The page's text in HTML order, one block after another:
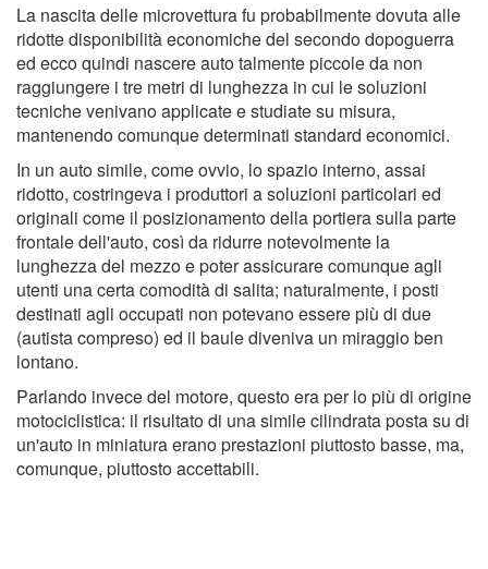
La nascita delle microvettura fu probabilmente dovuta alle
ridotte disponibilità economiche del secondo dopoguerra
ed ecco quindi nascere auto talmente piccole da non
raggiungere i tre metri di lunghezza in cui le soluzioni
tecniche venivano applicate e studiate su misura,
mantenendo comunque determinati standard economici.
In un auto simile, come ovvio, lo spazio interno, assai
ridotto, costringeva i produttori a soluzioni particolari ed
originali come il posizionamento della portiera sulla parte
frontale dell'auto, così da ridurre notevolmente la
lunghezza del mezzo e poter assicurare comunque agli
utenti una certa comodità di salita; naturalmente, i posti
destinati agli occupati non potevano essere più di due
(autista compreso) ed il baule diveniva un miraggio ben
lontano.
Parlando invece del motore, questo era per lo più di origine
motociclistica: il risultato di una simile cilindrata posta su di
un'auto in miniatura erano prestazioni piuttosto basse, ma,
comunque, piuttosto accettabili.